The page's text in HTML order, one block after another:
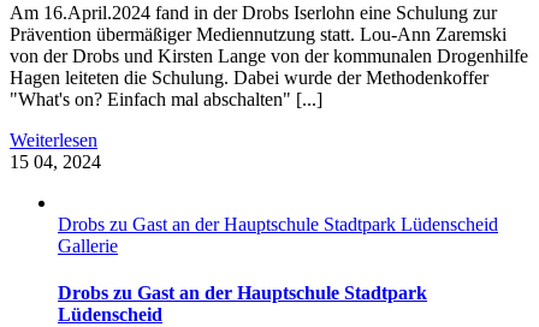
Am 16.April.2024 fand in der Drobs Iserlohn eine Schulung zur
Prävention übermäßiger Mediennutzung statt. Lou-Ann Zaremski
von der Drobs und Kirsten Lange von der kommunalen Drogenhilfe
Hagen leiteten die Schulung. Dabei wurde der Methodenkoffer
"What's on? Einfach mal abschalten" [...]
Weiterlesen
15 04, 2024
Drobs zu Gast an der Hauptschule Stadtpark Lüdenscheid
Gallerie
Drobs zu Gast an der Hauptschule Stadtpark
Lüdenscheid